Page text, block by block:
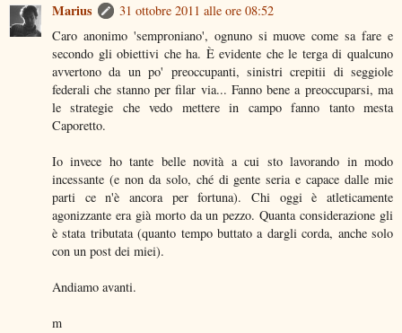
Marius
31 ottobre 2011 alle ore 08:52
Caro anonimo 'semproniano', ognuno si muove come sa fare e
secondo gli obiettivi che ha. È evidente che le terga di qualcuno
avvertono da un po' preoccupanti, sinistri crepitii di seggiole
federali che stanno per filar via... Fanno bene a preoccuparsi, ma
le strategie che vedo mettere in campo fanno tanto mesta
Caporetto.
Io invece ho tante belle novità a cui sto lavorando in modo
incessante (e non da solo, ché di gente seria e capace dalle mie
parti ce n'è ancora per fortuna). Chi oggi è atleticamente
agonizzante era già morto da un pezzo. Quanta considerazione gli
è stata tributata (quanto tempo buttato a dargli corda, anche solo
con un post dei miei).
Andiamo avanti.
m